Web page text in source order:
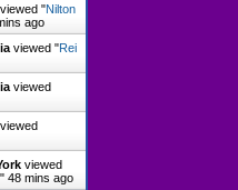
viewed "Nilton
ago
viewed "Rei
viewed
viewed
viewed
"48 mins ago